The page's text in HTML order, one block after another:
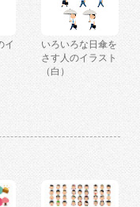
イ
いろいろな日傘を
さす人のイラスト
（白）